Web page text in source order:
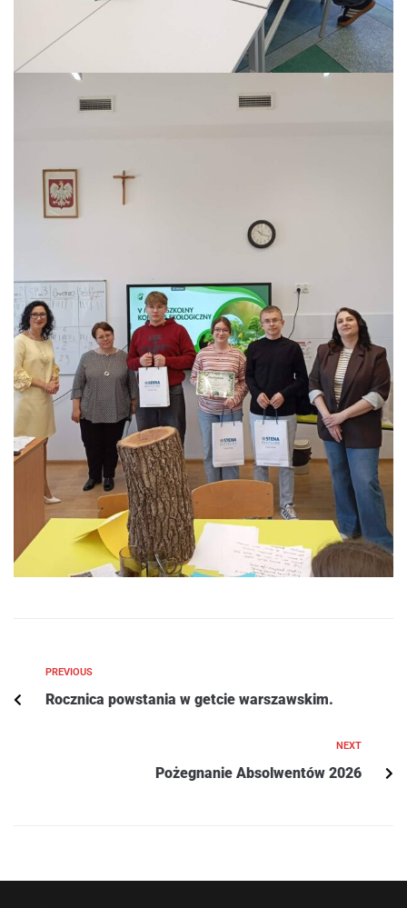
PREVIOUS
Rocznica powstania w getcie warszawskim.
NEXT
Pożegnanie Absolwentów 2026